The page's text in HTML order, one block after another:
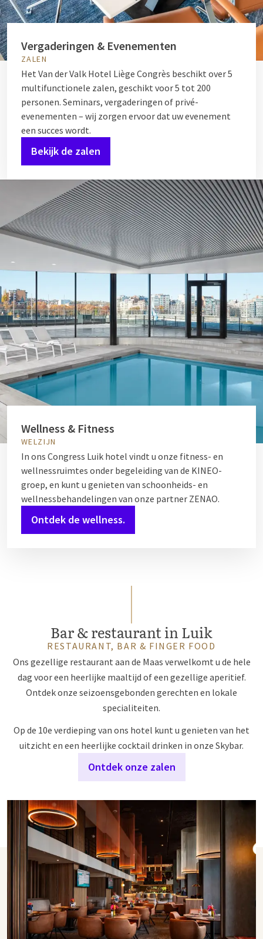
Vergaderingen & Evenementen
ZALEN
Het Van der Valk Hotel Liège Congrès beschikt over 5
multifunctionele zalen, geschikt voor 5 tot 200
personen. Seminars, vergaderingen of privé-
evenementen – wij zorgen ervoor dat uw evenement
een succes wordt.
Bekijk de zalen
Wellness & Fitness
WELZIJN
In ons Congress Luik hotel vindt u onze fitness- en
wellnessruimtes onder begeleiding van de KINEO-
groep, en kunt u genieten van schoonheids- en
wellnessbehandelingen van onze partner ZENAO.
Ontdek de wellness.
Bar & restaurant in Luik
RESTAURANT, BAR & FINGER FOOD
Ons gezellige restaurant aan de Maas verwelkomt u de hele
dag voor een heerlijke maaltijd of een gezellige aperitief.
Ontdek onze seizoensgebonden gerechten en lokale
specialiteiten.
Op de 10e verdieping van ons hotel kunt u genieten van het
uitzicht en een heerlijke cocktail drinken in onze Skybar.
Ontdek onze zalen